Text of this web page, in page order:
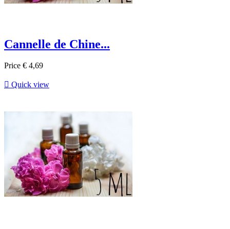
Cannelle de Chine...
Price € 4,69
 Quick view